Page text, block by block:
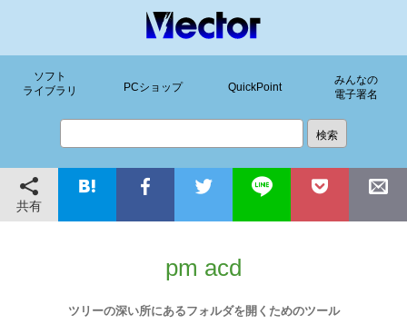
ソフト
ライブラリ
PCショップ QuickPoint
みんなの
電子署名
共有
pm acd
ツリーの深い所にあるフォルダを開くためのツール